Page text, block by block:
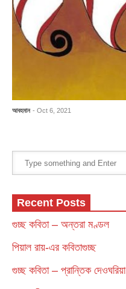
আবহমান - Oct 6, 2021
Recent Posts
গুচ্ছ কবিতা – অন্তরা মণ্ডল
পিয়াল রায়-এর কবিতাগুচ্ছ
গুচ্ছ কবিতা – প্রান্তিক দেওঘরিয়া